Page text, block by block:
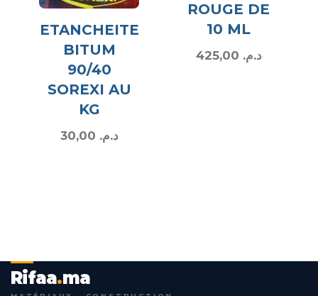
ETANCHEITE
BITUM
90/40
SOREXI AU
KG
د.م.
ROUGE DE
10 ML
د.م.
Rifaa.ma